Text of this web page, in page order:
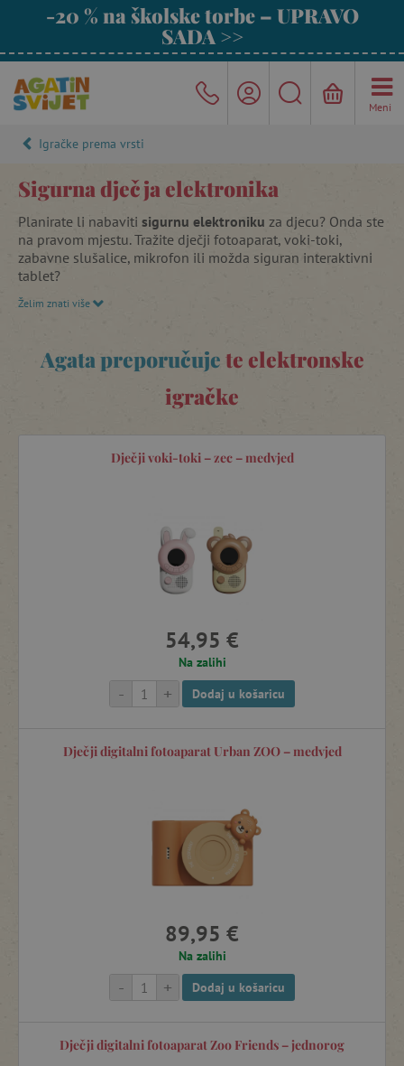
-20 % na školske torbe – UPRAVO
SADA >>
Meni
Igračke prema vrsti
Sigurna dječja elektronika
Planirate li nabaviti sigurnu elektroniku za djecu? Onda ste
na pravom mjestu. Tražite dječji fotoaparat, voki-toki,
zabavne slušalice, mikrofon ili možda siguran interaktivni
tablet?
Agatin savjet:
izgledaju prekrasno, već odlično fotografiraju, imaju
intuitivno upravljanje, lagani su i savršeno pristaju u male
Želim znati više
Agata preporučujete elektronske
igračke
Dječji voki-toki – zec – medvjed
54,95 €
Na zalihi
+
- Dodaj u košaricu
Dječji digitalni fotoaparat Urban ZOO – medvjed
89,95 €
Na zalihi
+
- Dodaj u košaricu
Dječji digitalni fotoaparat Zoo Friends – jednorog